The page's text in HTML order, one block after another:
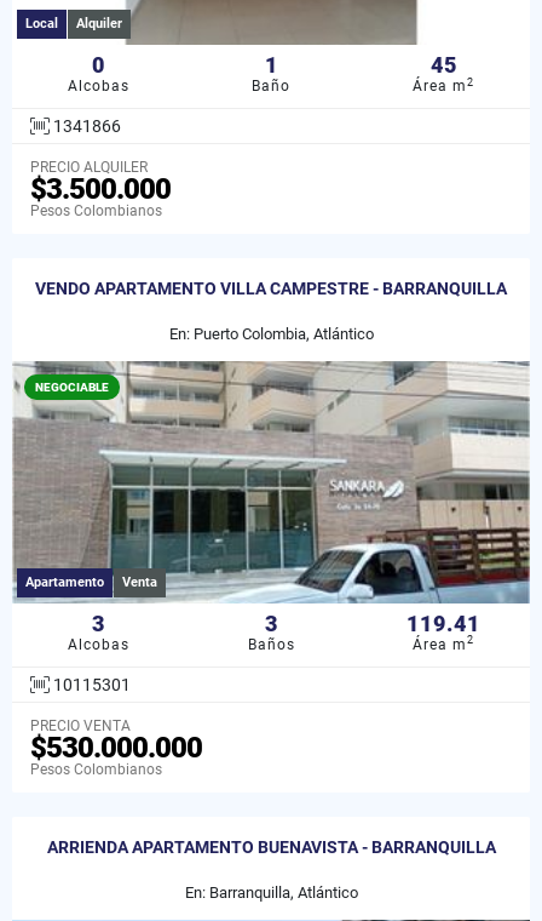
Local Alquiler
0
Alcobas
1
Baño
45
Área m2
1341866
PRECIO ALQUILER
$3.500.000
Pesos Colombianos
VENDO APARTAMENTO VILLA CAMPESTRE - BARRANQUILLA
En: Puerto Colombia, Atlántico
NEGOCIABLE
Apartamento Venta
3
Alcobas
3
Baños
119.41
Área m2
10115301
PRECIO VENTA
$530.000.000
Pesos Colombianos
ARRIENDA APARTAMENTO BUENAVISTA - BARRANQUILLA
En: Barranquilla, Atlántico